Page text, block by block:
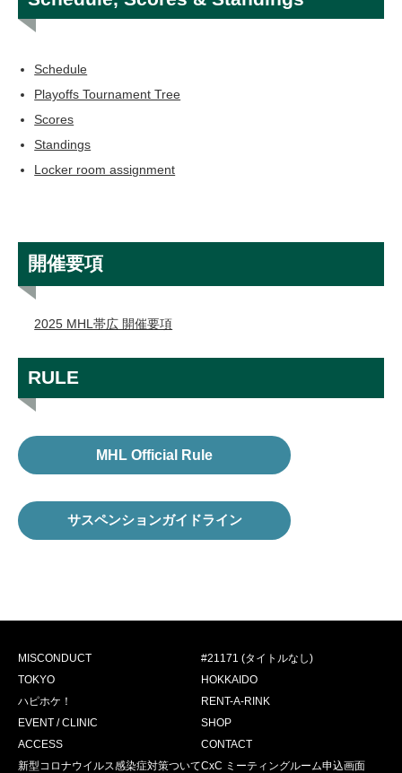
Schedule
Playoffs Tournament Tree
Scores
Standings
Locker room assignment
開催要項
2025 MHL帯広 開催要項
RULE
MHL Official Rule
サスペンションガイドライン
MISCONDUCT
#21171 (タイトルなし)
TOKYO
HOKKAIDO
ハピホケ！
RENT-A-RINK
EVENT / CLINIC
SHOP
ACCESS
CONTACT
新型コロナウイルス感染症対策ついてCxC ミーティングルーム申込画面